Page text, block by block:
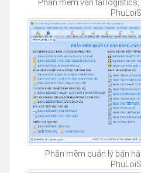
Phần mềm vận tải
Phần mềm quản lý bán